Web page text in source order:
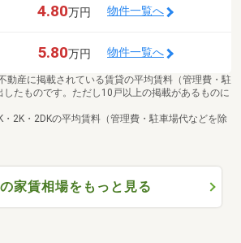
4.80万円 物件一覧へ
5.80万円 物件一覧へ
動産に掲載されている賃貸の平均賃料（管理費・駐
たものです。ただし10戸以上の掲載があるものに
2K・2DKの平均賃料（管理費・駐車場代などを除
家賃相場をもっと見る